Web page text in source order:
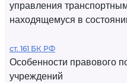
управления
находящемуся в
ст. 161 БК РФ
Особенности правового
учреждений